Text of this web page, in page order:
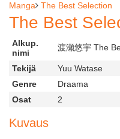
Manga The Best Selection
The Best
Alkup.
nimi
渡瀬悠宇 The
Tekijä Yuu Watase
Genre
Draama
Osat
2
Kuvaus